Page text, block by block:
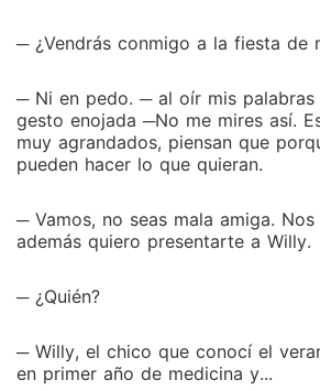
─ ¿Vendrás conmigo a la fiesta de
─ Ni en pedo. ─ al oír mis palabras
gesto enojada ─No me mires así.
muy agrandados, piensan que
pueden hacer lo que quieran.
─ Vamos, no seas mala amiga.
además quiero presentarte a Willy.
─ ¿Quién?
─ Willy, el chico que conocí el
en primer año de medicina y...